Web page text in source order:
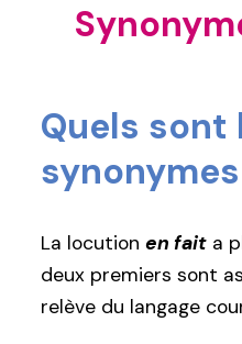
Quels sont
La locution en fait a
deux premiers sont
relève du langage